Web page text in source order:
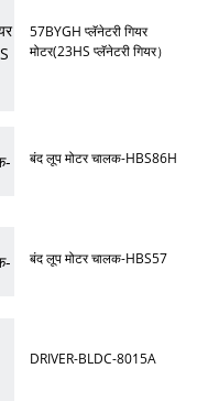
57BYGH प्लॅनेटरी गियर
मोटर(23HS प्लॅनेटरी गियर）
बंद लूप मोटर चालक-HBS86H
बंद लूप मोटर चालक-HBS57
DRIVER-BLDC-8015A